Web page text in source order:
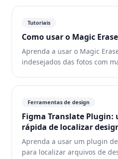
Tutoriais
Como usar o Magic
Aprenda a usar o Magic
indesejados das fotos com
Ferramentas de design
Figma Translate Plugin:
rápida de localizar
Aprenda a usar um plugin
para localizar arquivos de